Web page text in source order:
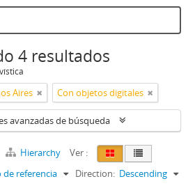
4 resultados
Aires Con objetos digitales
avanzadas de búsqueda
Hierarchy
Ver :
de referencia Direction: Descending